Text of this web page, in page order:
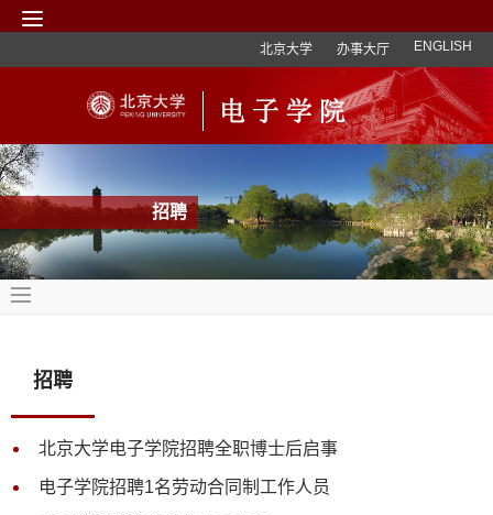
北京大学 办事大厅 ENGLISH
招聘
招聘
北京大学电子学院招聘全职博士后启事
电子学院招聘1名劳动合同制工作人员